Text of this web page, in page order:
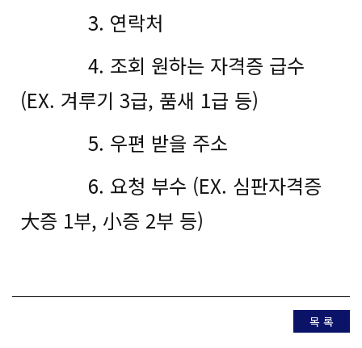
3. 연락처
4. 조회 원하는 자격증 급수
(EX. 겨루기 3급, 품새 1급 등)
5. 우편 받을 주소
6. 요청 부수 (EX. 심판자격증
大증 1부, 小증 2부 등)
목 록